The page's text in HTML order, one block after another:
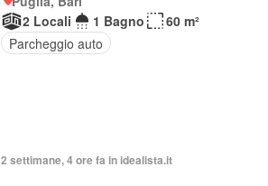
2 Locali
1 Bagno
60 m²
Parcheggio auto
2 settimane, 4 ore fa in idealista.it